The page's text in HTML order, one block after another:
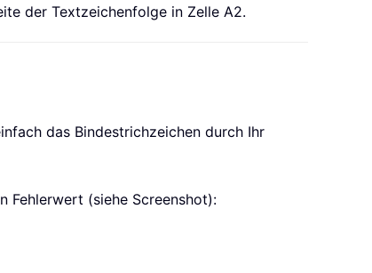
der Textzeichenfolge in Zelle A2.
das Bindestrichzeichen durch Ihr
Fehlerwert (siehe Screenshot):